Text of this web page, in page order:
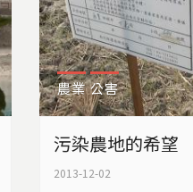
農業 公害
污染農地的希望
2013-12-02